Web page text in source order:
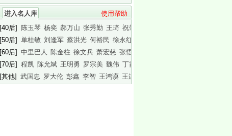
进入名人库
使用帮助
[40后]
陈玉琴 杨奕 郝万山 张秀勤 王琦 祝肇刚
[50后] 单桂敏 刘逢军 蔡洪光 何裕民 徐永红
[60后] 中里巴人 陈金柱 徐文兵 萧宏慈 张悟本
[70后] 程凯 陈允斌 王明勇 罗宗美 魏伟 丁霞
[其他] 武国忠 罗大伦 彭鑫 李智 王鸿谟 王连清